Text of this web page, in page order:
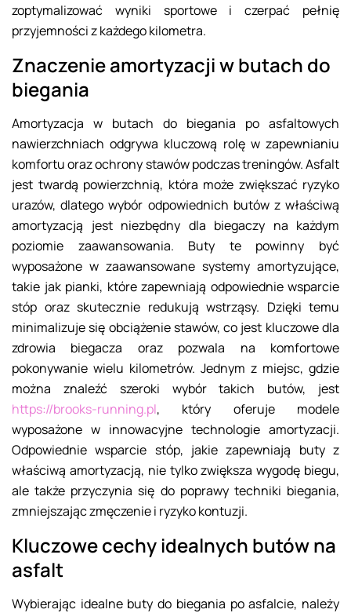
zoptymalizować wyniki sportowe i czerpać pełnię
przyjemności z każdego kilometra.
Znaczenie amortyzacji w butach do
biegania
Amortyzacja w butach do biegania po asfaltowych
nawierzchniach odgrywa kluczową rolę w zapewnianiu
komfortu oraz ochrony stawów podczas treningów. Asfalt
jest twardą powierzchnią, która może zwiększać ryzyko
urazów, dlatego wybór odpowiednich butów z właściwą
amortyzacją jest niezbędny dla biegaczy na każdym
poziomie zaawansowania. Buty te powinny być
wyposażone w zaawansowane systemy amortyzujące,
takie jak pianki, które zapewniają odpowiednie wsparcie
stóp oraz skutecznie redukują wstrząsy. Dzięki temu
minimalizuje się obciążenie stawów, co jest kluczowe dla
zdrowia biegacza oraz pozwala na komfortowe
pokonywanie wielu kilometrów. Jednym z miejsc, gdzie
można znaleźć szeroki wybór takich butów, jest
https://brooks-running.pl, który oferuje modele
wyposażone w innowacyjne technologie amortyzacji.
Odpowiednie wsparcie stóp, jakie zapewniają buty z
właściwą amortyzacją, nie tylko zwiększa wygodę biegu,
ale także przyczynia się do poprawy techniki biegania,
zmniejszając zmęczenie i ryzyko kontuzji.
Kluczowe cechy idealnych butów na
asfalt
Wybierając idealne buty do biegania po asfalcie, należy